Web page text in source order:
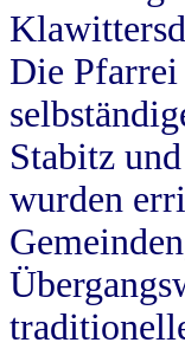
Die
Stabitz
wurden